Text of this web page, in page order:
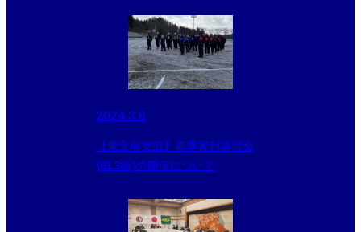
2024.3.6
【東北南支部】春季審判講習会
(BL3級)の開催について